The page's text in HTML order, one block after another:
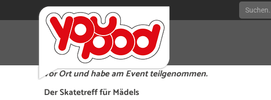
Search:
Du bist ein Mädchen und hast Bock auf Skaten? Vor
Eller das Mädelsskate-Event „Sonnenbrett“ auf die Beine
vor Ort und habe am Event teilgenommen.
Der Skatetreff für Mädels